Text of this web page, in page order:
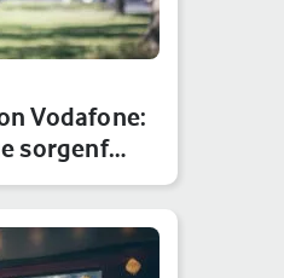
Vodafone:
sorgenf…